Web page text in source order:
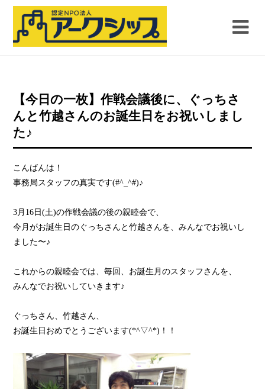
【今日の一枚】作戦会議後に、ぐっちさ
んと竹越さんのお誕生日をお祝いしまし
た♪
こんばんは！
事務局スタッフの真実です(#^_^#)♪
3月16日(土)の作戦会議の後の親睦会で、
今月がお誕生日のぐっちさんと竹越さんを、みんなでお祝いし
ました〜♪
これからの親睦会では、毎回、お誕生月のスタッフさんを、
みんなでお祝いしていきます♪
ぐっちさん、竹越さん、
お誕生日おめでとうございます(*^▽^*)！！